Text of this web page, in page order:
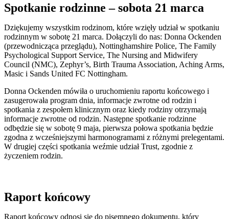
Spotkanie rodzinne – sobota 21 marca
Dziękujemy wszystkim rodzinom, które wzięły udział w spotkaniu
rodzinnym w sobotę 21 marca. Dołączyli do nas: Donna Ockenden
(przewodnicząca przeglądu), Nottinghamshire Police, The Family
Psychological Support Service, The Nursing and Midwifery
Council (NMC), Zephyr’s, Birth Trauma Association, Aching Arms,
Masic i Sands United FC Nottingham.
Donna Ockenden mówiła o uruchomieniu raportu końcowego i
zasugerowała program dnia, informacje zwrotne od rodzin i
spotkania z zespołem klinicznym oraz kiedy rodziny otrzymają
informacje zwrotne od rodzin. Następne spotkanie rodzinne
odbędzie się w sobotę 9 maja, pierwsza połowa spotkania będzie
zgodna z wcześniejszymi harmonogramami z różnymi prelegentami.
W drugiej części spotkania weźmie udział Trust, zgodnie z
życzeniem rodzin.
Raport końcowy
Raport końcowy odnosi się do pisemnego dokumentu, który